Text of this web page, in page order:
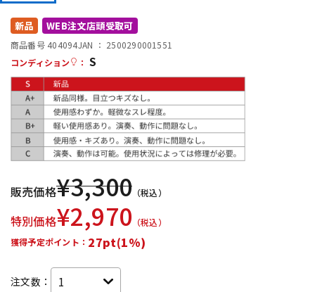
配信/ライブ機器
新品 WEB注文店頭受取可
商品番号 404094JAN ： 2500290001551
コンディション
： S
販売価格¥3,300 （税込）
特別価格¥2,970 （税込）
獲得予定ポイント： 27pt(1%)
注文数：